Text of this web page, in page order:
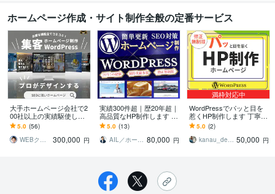
ホームページ作成・サイト制作全般の定番サービス
大手ホームページ会社で2
00社以上の実績駆使しま
す 本当に強いSEO！集客
に強い！保証ありで安心
のホームページ！
5.0 (56)
WEBクリエイター ヨシ
300,000 円
実績300件超｜歴20年超｜
高品質なHP制作します W
ordPress/ホームページ制
作/SEO/リニューアル
5.0 (13)
AIL／ホームページ・wordpress 80,000 円
満枠対応中
WordPressでパッと目を
惹くHP制作します 丁寧な
ヒアリングで魅力や想い
が伝わるサイト作りま
す！
5.0 (2)
kanau_design 50,000 円